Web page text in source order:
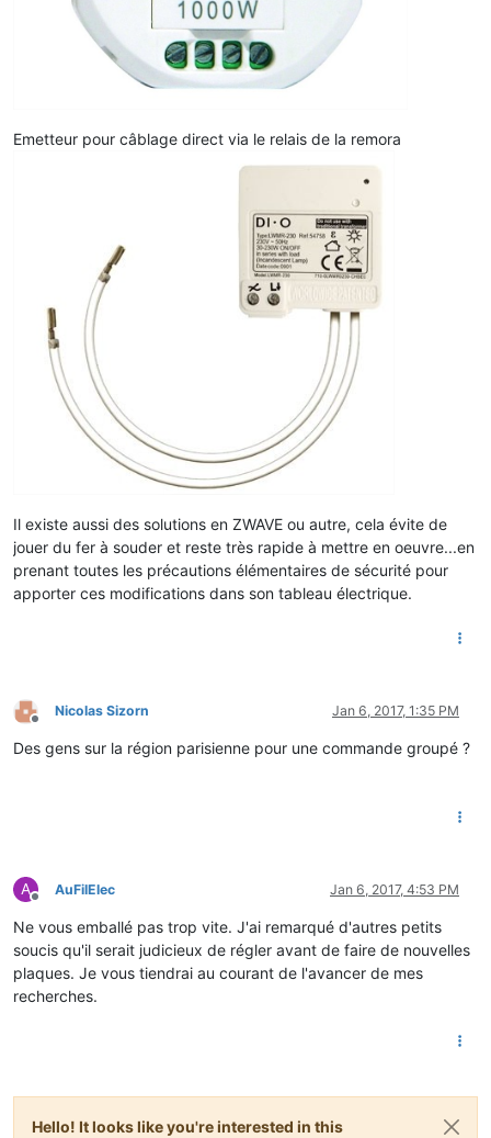
Emetteur pour câblage direct via le relais de la remora
Il existe aussi des solutions en ZWAVE ou autre, cela évite de
jouer du fer à souder et reste très rapide à mettre en oeuvre...en
prenant toutes les précautions élémentaires de sécurité pour
apporter ces modifications dans son tableau électrique.
Offline
Nicolas Sizorn Jan 6, 2017, 1:35 PM
Des gens sur la région parisienne pour une commande groupé ?
A
Offline
AuFilElec Jan 6, 2017, 4:53 PM
Ne vous emballé pas trop vite. J'ai remarqué d'autres petits
soucis qu'il serait judicieux de régler avant de faire de nouvelles
plaques. Je vous tiendrai au courant de l'avancer de mes
recherches.
Hello! It looks like you're interested in this